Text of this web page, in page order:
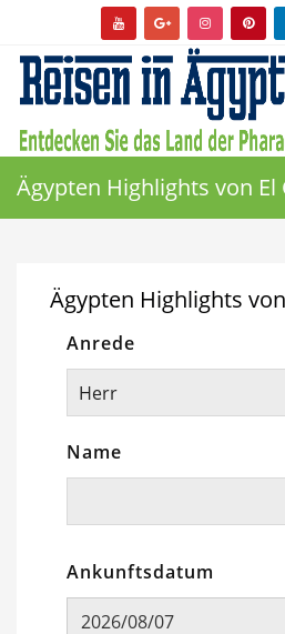
Ägypten Highlights von El
Ägypten Highlights
Anrede
Herr
Name
Ankunftsdatum